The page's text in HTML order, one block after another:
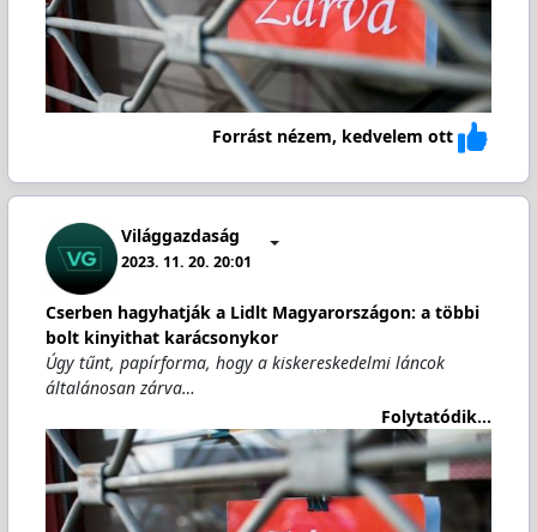
Forrást nézem, kedvelem ott
Világgazdaság
2023. 11. 20. 20:01
Cserben hagyhatják a Lidlt Magyarországon: a többi
bolt kinyithat karácsonykor
Úgy tűnt, papírforma, hogy a kiskereskedelmi láncok
általánosan zárva…
Folytatódik...